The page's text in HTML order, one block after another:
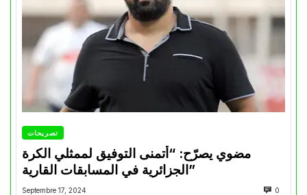
تصريحات
مضوي يصرّح: “أتمنى التوفيق لممثلي الكرة
الجزائرية في المسابقات القارية”
Septembre 17, 2024 0